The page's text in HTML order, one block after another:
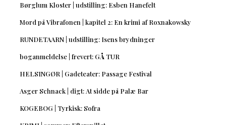
Børglum Kloster | udstilling: Esben Hanefelt
Mord på Vibrafonen | kapitel 2: En krimi af Roxnakowsky
RUNDETAARN | udstilling: Isens brydninger
boganmeldelse | frevert: GÅ TUR
HELSINGØR | Gadeteater: Passage Festival
Asger Schnack | digt: At sidde på Palæ Bar
KOGEBOG | Tyrkisk: Sofra